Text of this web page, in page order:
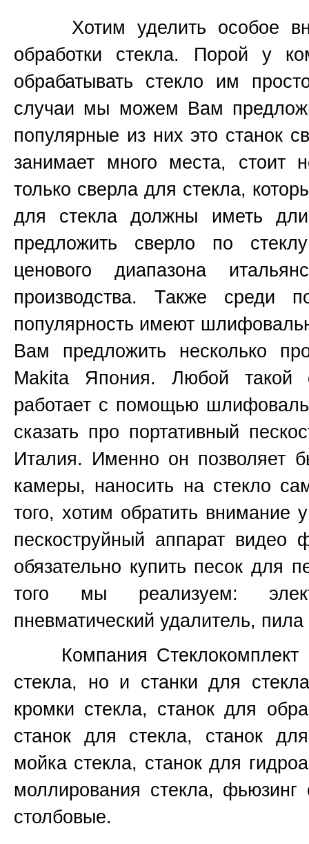
Хотим уделить особое
обработки стекла. Порой у
обрабатывать стекло им
случаи мы можем Вам
популярные из них это станок
занимает много места, стоит
только сверла для стекла,
для стекла должны иметь
предложить сверло по
ценового диапазона
производства. Также среди
популярность имеют
Вам предложить несколько
Makita Япония. Любой такой
работает с помощью
сказать про портативный
Италия. Именно он позволяет
камеры, наносить на стекло
того, хотим обратить
пескоструйный аппарат
обязательно купить песок для
того мы реализуем:
пневматический удалитель,
Компания Стеклокомплект
стекла, но и станки для
кромки стекла, станок для
станок для стекла, станок
мойка стекла, станок для
моллирования стекла,
столбовые.